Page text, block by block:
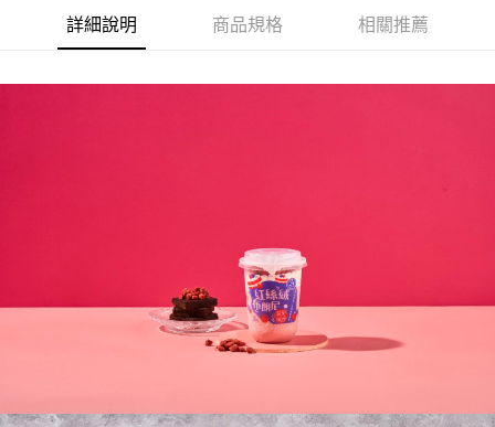
詳細說明 商品規格 相關推薦